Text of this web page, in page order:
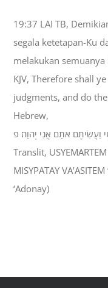
19:37 LAI TB,
segala ketetapan-Ku
melakukan semuanya
KJV, Therefore shall
judgments, and do
Hebrew,
אֹתָם אֲנִי יְהוָה׃ פ
Translit,
MISYPATAY
‘Adonay)